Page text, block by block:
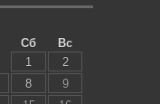
Сб
Вс
1
2
8
9